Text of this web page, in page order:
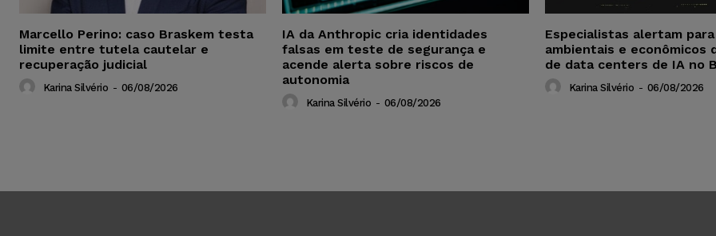
Marcello Perino: caso Braskem testa
limite entre tutela cautelar e
recuperação judicial
Karina Silvério - 06/08/2026
IA da Anthropic cria identidades
falsas em teste de segurança e
acende alerta sobre riscos de
autonomia
Karina Silvério - 06/08/2026
Especialistas alertam
ambientais e econômicos
de data centers de IA no
Karina Silvério - 06/08/2026